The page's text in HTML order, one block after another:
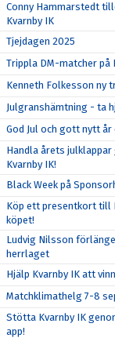
Conny Hammarstedt
Kvarnby IK
Tjejdagen 2025
Trippla DM-matcher på
Kenneth Folkesson ny
Julgranshämtning - ta
God Jul och gott nytt år
Handla årets
Kvarnby IK!
Black Week på
Köp ett presentkort till
köpet!
Ludvig Nilsson
herrlaget
Hjälp Kvarnby IK att
Matchklimathelg 7-8
Stötta Kvarnby IK
app!